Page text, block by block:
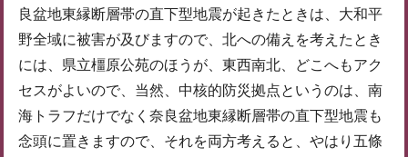
良盆地東縁断層帯の直下型地震が起きたときは、大和平
野全域に被害が及びますので、北への備えを考えたとき
には、県立橿原公苑のほうが、東西南北、どこへもアク
セスがよいので、当然、中核的防災拠点というのは、南
海トラフだけでなく奈良盆地東縁断層帯の直下型地震も
念頭に置きますので、それを両方考えると、やはり五條